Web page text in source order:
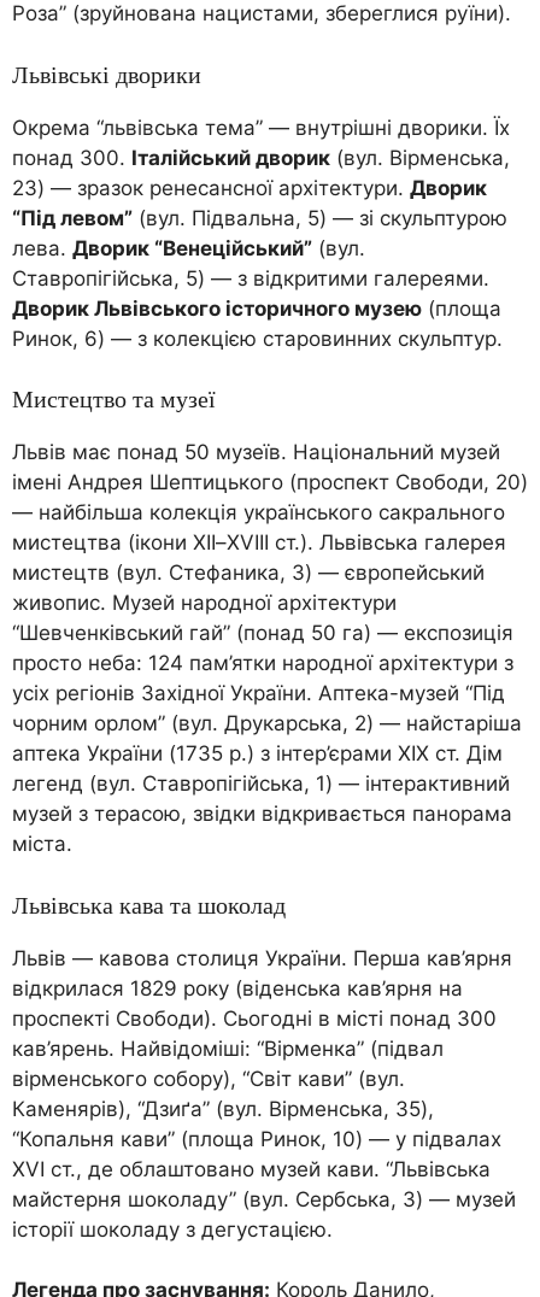
Роза” (зруйнована нацистами, збереглися руїни).
Львівські дворики
Окрема “львівська тема” — внутрішні дворики. Їх
понад 300. Італійський дворик (вул. Вірменська,
23) — зразок ренесансної архітектури. Дворик
“Під левом” (вул. Підвальна, 5) — зі скульптурою
лева. Дворик “Венеційський” (вул.
Ставропігійська, 5) — з відкритими галереями.
Дворик Львівського історичного музею (площа
Ринок, 6) — з колекцією старовинних скульптур.
Мистецтво та музеї
Львів має понад 50 музеїв. Національний музей
імені Андрея Шептицького (проспект Свободи, 20)
— найбільша колекція українського сакрального
мистецтва (ікони XII–XVIII ст.). Львівська галерея
мистецтв (вул. Стефаника, 3) — європейський
живопис. Музей народної архітектури
“Шевченківський гай” (понад 50 га) — експозиція
просто неба: 124 пам’ятки народної архітектури з
усіх регіонів Західної України. Аптека-музей “Під
чорним орлом” (вул. Друкарська, 2) — найстаріша
аптека України (1735 р.) з інтер’єрами XIX ст. Дім
легенд (вул. Ставропігійська, 1) — інтерактивний
музей з терасою, звідки відкривається панорама
міста.
Львівська кава та шоколад
Львів — кавова столиця України. Перша кав’ярня
відкрилася 1829 року (віденська кав’ярня на
проспекті Свободи). Сьогодні в місті понад 300
кав’ярень. Найвідоміші: “Вірменка” (підвал
вірменського собору), “Світ кави” (вул.
Каменярів), “Дзиґа” (вул. Вірменська, 35),
“Копальня кави” (площа Ринок, 10) — у підвалах
XVI ст., де облаштовано музей кави. “Львівська
майстерня шоколаду” (вул. Сербська, 3) — музей
історії шоколаду з дегустацією.
Легенда про заснування: Король Данило,